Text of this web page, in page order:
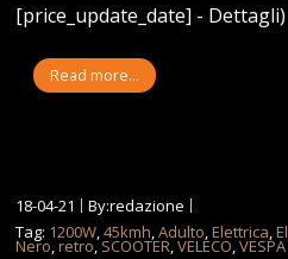
[price_update_date] - Dettagli)
Read more...
18-04-21
By:redazione
Tag: 1200W,45kmh,Adulto,Elettrica,
Nero,retro,SCOOTER,VELECO,VESPA